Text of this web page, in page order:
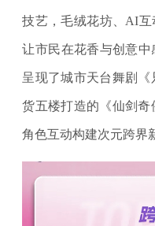
技艺，毛绒花坊、AI互
让市民在花香与创意中
呈现了城市天台舞剧
货五楼打造的《仙剑
角色互动构建次元跨界